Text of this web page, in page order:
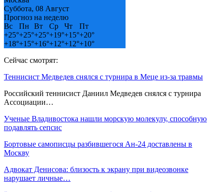
Суббота, 08 Август
Прогноз на неделю
Вс
Пн Вт Ср Чт
Пт
+25°+25°+25°+19°+15°+20°
+18°+15°+16°+12°+12°+10°
Сейчас смотрят:
Теннисист Медведев снялся с турнира в Меце из-за травмы
Российский теннисист Даниил Медведев снялся с турнира
Ассоциации…
Ученые Владивостока нашли морскую молекулу, способную
подавлять сепсис
Бортовые самописцы разбившегося Ан-24 доставлены в
Москву
Адвокат Денисова: близость к экрану при видеозвонке
нарушает личные…